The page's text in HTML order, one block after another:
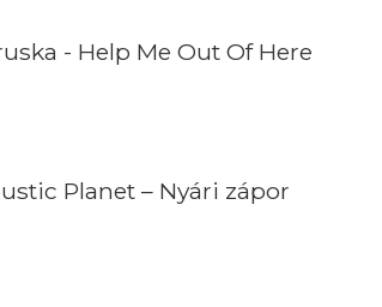
- Help Me Out Of Here
Planet – Nyári zápor